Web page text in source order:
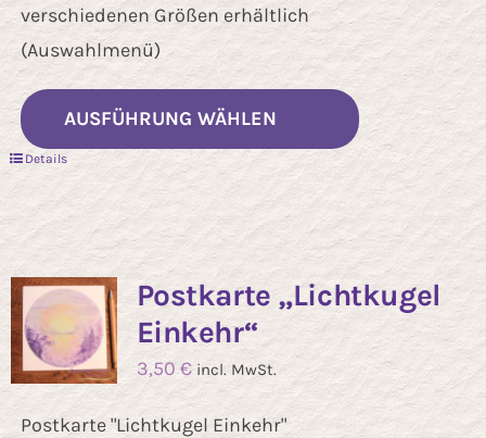
verschiedenen Größen erhältlich
(Auswahlmenü)
AUSFÜHRUNG WÄHLEN
Produkt
weist
Varianten
auf.
Die
Optionen
können
Details
Postkarte „Lichtkugel
Einkehr“
3,50 € incl. MwSt.
Postkarte "Lichtkugel Einkehr"